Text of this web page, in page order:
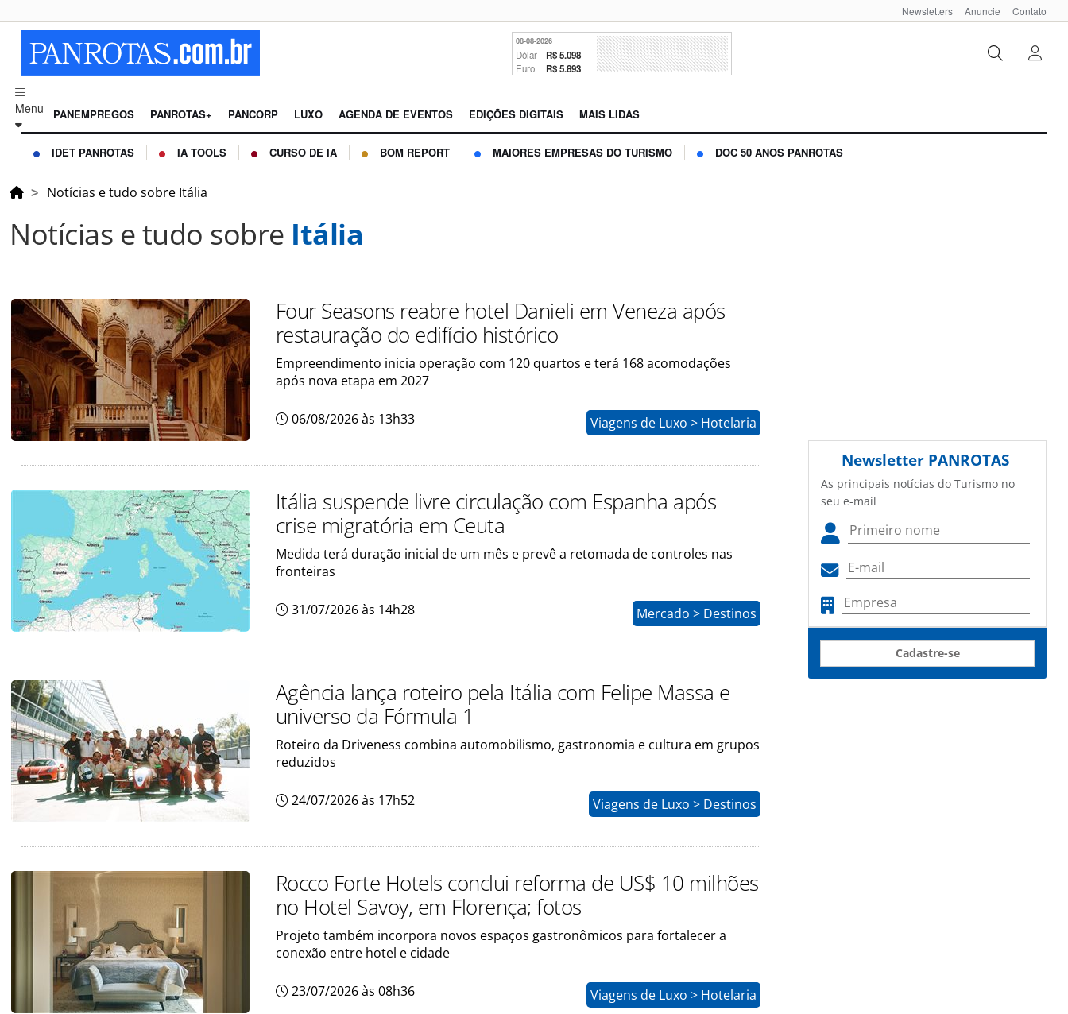
Newsletters Anuncie Contato
08-08-2026
Dólar R$ 5.098
Euro R$ 5.893
Menu PANEMPREGOS PANROTAS+ PANCORP LUXO AGENDA DE EVENTOS EDIÇÕES DIGITAIS MAIS LIDAS
IDET PANROTAS IA TOOLS CURSO DE IA BOM REPORT MAIORES EMPRESAS DO TURISMO DOC 50 ANOS PANROTAS
Notícias e tudo sobre Itália
Notícias e tudo sobre Itália
Four Seasons reabre hotel Danieli em Veneza após
restauração do edifício histórico
Empreendimento inicia operação com 120 quartos e terá 168 acomodações
após nova etapa em 2027
06/08/2026 às 13h33 Viagens de Luxo > Hotelaria
Itália suspende livre circulação com Espanha após
crise migratória em Ceuta
Medida terá duração inicial de um mês e prevê a retomada de controles nas
fronteiras
31/07/2026 às 14h28 Mercado > Destinos
Agência lança roteiro pela Itália com Felipe Massa e
universo da Fórmula 1
Roteiro da Driveness combina automobilismo, gastronomia e cultura em grupos
reduzidos
24/07/2026 às 17h52 Viagens de Luxo > Destinos
Rocco Forte Hotels conclui reforma de US$ 10 milhões
no Hotel Savoy, em Florença; fotos
Projeto também incorpora novos espaços gastronômicos para fortalecer a
conexão entre hotel e cidade
23/07/2026 às 08h36 Viagens de Luxo > Hotelaria
Newsletter PANROTAS
As principais notícias do Turismo no
seu e-mail
Cadastre-se